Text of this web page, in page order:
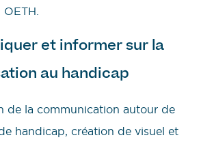
et informer sur la
au handicap
de la communication autour de
handicap, création de visuel et